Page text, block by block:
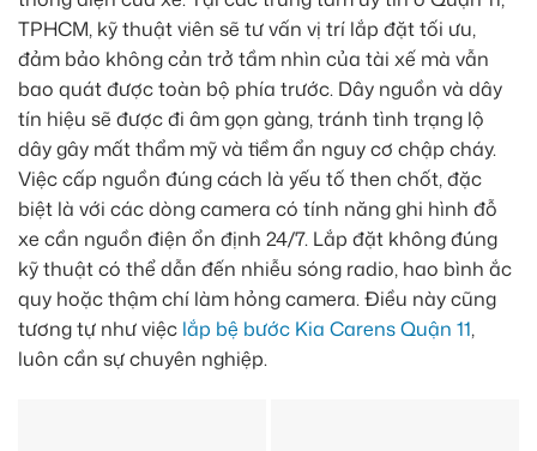
TPHCM, kỹ thuật viên sẽ tư vấn vị trí lắp đặt tối ưu,
đảm bảo không cản trở tầm nhìn của tài xế mà vẫn
bao quát được toàn bộ phía trước. Dây nguồn và dây
tín hiệu sẽ được đi âm gọn gàng, tránh tình trạng lộ
dây gây mất thẩm mỹ và tiềm ẩn nguy cơ chập cháy.
Việc cấp nguồn đúng cách là yếu tố then chốt, đặc
biệt là với các dòng camera có tính năng ghi hình đỗ
xe cần nguồn điện ổn định 24/7. Lắp đặt không đúng
kỹ thuật có thể dẫn đến nhiễu sóng radio, hao bình ắc
quy hoặc thậm chí làm hỏng camera. Điều này cũng
tương tự như việc lắp bệ bước Kia Carens Quận 11,
luôn cần sự chuyên nghiệp.